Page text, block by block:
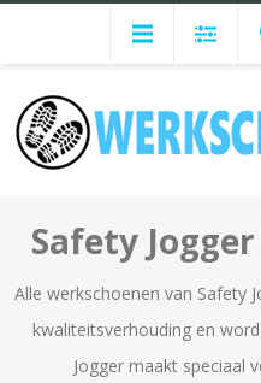
Safety
Alle werkschoenen van Safety
kwaliteitsverhouding en
Jogger maakt speciaal